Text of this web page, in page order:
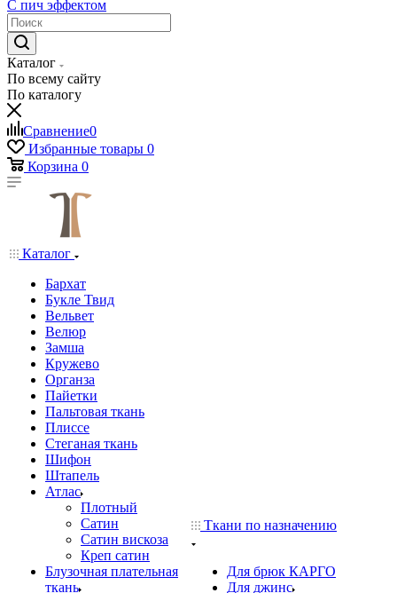
С пич эффектом
Каталог
По всему сайту
По каталогу
Сравнение0
Избранные товары 0
Корзина 0
Каталог
Бархат
Букле Твид
Вельвет
Велюр
Замша
Кружево
Органза
Пайетки
Пальтовая ткань
Плиссе
Стеганая ткань
Шифон
Штапель
Атлас
Плотный
Сатин
Сатин вискоза
Креп сатин
Блузочная плательная
ткань
Ткани по назначению
Для брюк КАРГО
Для джинс